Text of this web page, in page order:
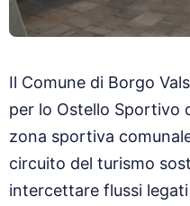
Il Comune di Borgo
per lo Ostello Sportivo
zona sportiva
circuito del turismo
intercettare flussi